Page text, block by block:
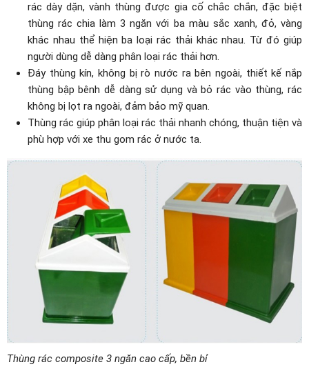
rác dày dặn, vành thùng được gia cố chắc chắn, đặc biệt
thùng rác chia làm 3 ngăn với ba màu sắc xanh, đỏ, vàng
khác nhau thể hiện ba loại rác thải khác nhau. Từ đó giúp
người dùng dễ dàng phân loại rác thải hơn.
Đáy thùng kín, không bị rò nước ra bên ngoài, thiết kế nắp
thùng bập bênh dễ dàng sử dụng và bỏ rác vào thùng, rác
không bị lọt ra ngoài, đảm bảo mỹ quan.
Thùng rác giúp phân loại rác thải nhanh chóng, thuận tiện và
phù hợp với xe thu gom rác ở nước ta.
Thùng rác composite 3 ngăn cao cấp, bền bỉ